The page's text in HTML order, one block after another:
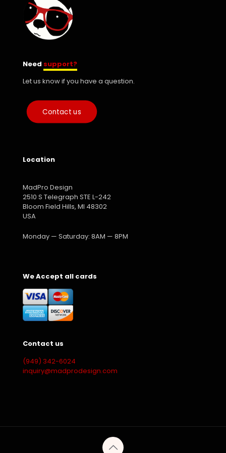
Need support?
Let us know if you have a question.
Contact us
Location
MadPro Design
2510 S Telegraph STE L-242
Bloom Field Hills, MI 48302
USA
Monday — Saturday: 8AM — 8PM
We Accept all cards
Contact us
(949) 342-6024
inquiry@madprodesign.com